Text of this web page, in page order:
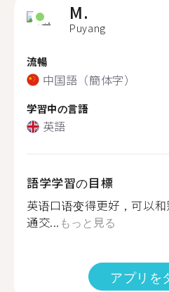
M.
Puyang
流暢
中国語（簡体字）
学習中の言語
英語
語学学習の目標
英语口语变得更好，可以
通交... もっと見る
アプリを